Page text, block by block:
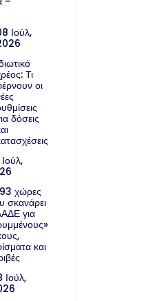
Ιούλ,
Τι
οι
δόσεις
χώρες
σκανάρει
για
και
Ιούλ,